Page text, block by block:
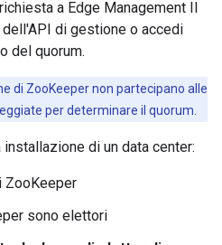
a Edge Management Il
di gestione o accedi
del quorum.
di ZooKeeper non partecipano alle
per determinare il quorum.
di un data center:
ZooKeeper
sono elettori